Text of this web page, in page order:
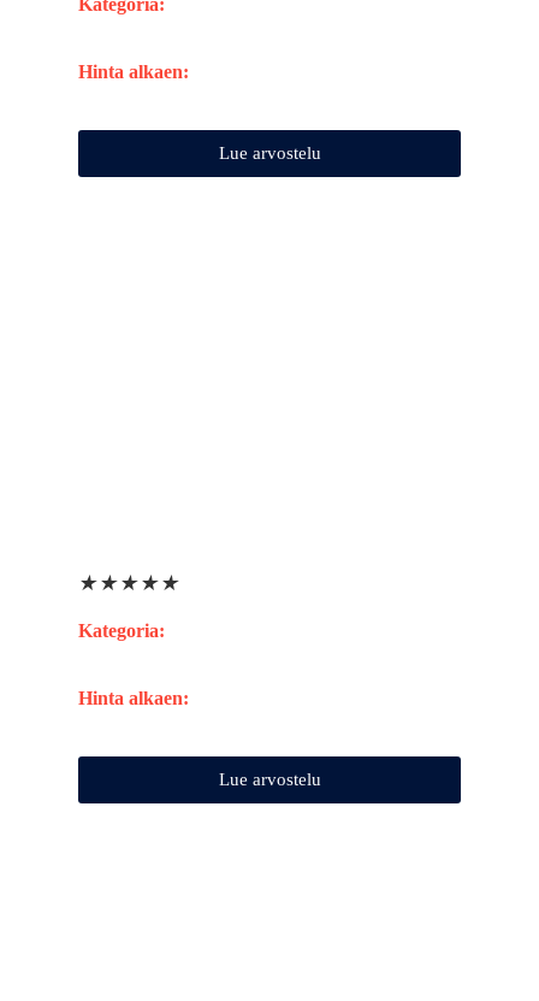
Kategoria:
Hinta alkaen:
Lue arvostelu
★★★★★
Kategoria:
Hinta alkaen:
Lue arvostelu